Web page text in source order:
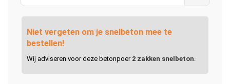
Niet vergeten om je snelbeton mee te
bestellen!
Wij adviseren voor deze betonpoer 2 zakken snelbeton.